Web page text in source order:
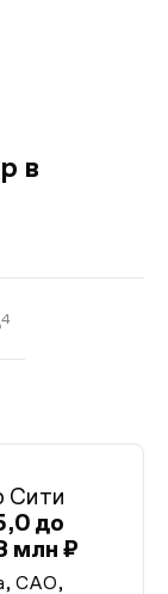
в
4
Сити
до
млн ₽
САО,